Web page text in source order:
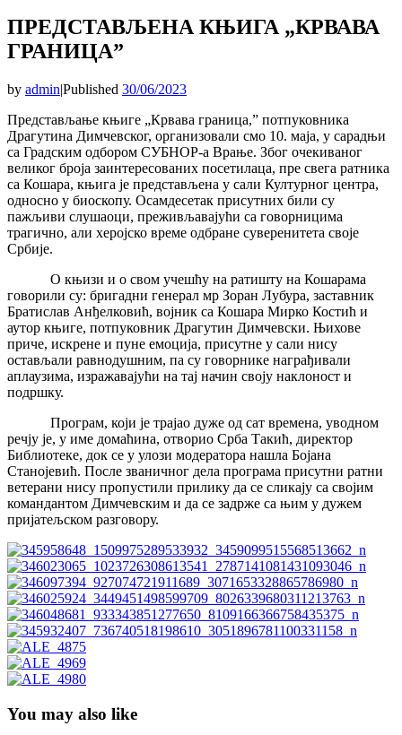
ПРЕДСТАВЉЕНА КЊИГА „КРВАВА
ГРАНИЦА”
by admin|Published 30/06/2023
Представљање књиге „Крвава граница,” потпуковника
Драгутина Димчевског, организовали смо 10. маја, у сарадњи
са Градским одбором СУБНОР-а Врање. Због очекиваног
великог броја заинтересованих посетилаца, пре свега ратника
са Кошара, књига је представљена у сали Културног центра,
односно у биоскопу. Осамдесетак присутних били су
пажљиви слушаоци, преживљавајући са говорницима
трагично, али херојско време одбране суверенитета своје
Србије.
О књизи и о свом учешћу на ратишту на Кошарама
говорили су: бригадни генерал мр Зоран Лубура, заставник
Братислав Анђелковић, војник са Кошара Мирко Костић и
аутор књиге, потпуковник Драгутин Димчевски. Њихове
приче, искрене и пуне емоција, присутне у сали нису
остављали равнодушним, па су говорнике награђивали
аплаузима, изражавајући на тај начин своју наклоност и
подршку.
Програм, који је трајао дуже од сат времена, уводном
речју је, у име домаћина, отворио Срба Такић, директор
Библиотеке, док се у улози модератора нашла Бојана
Станојевић. После званичног дела програма присутни ратни
ветерани нису пропустили прилику да се сликају са својим
командантом Димчевским и да се задрже са њим у дужем
пријатељском разговору.
You may also like